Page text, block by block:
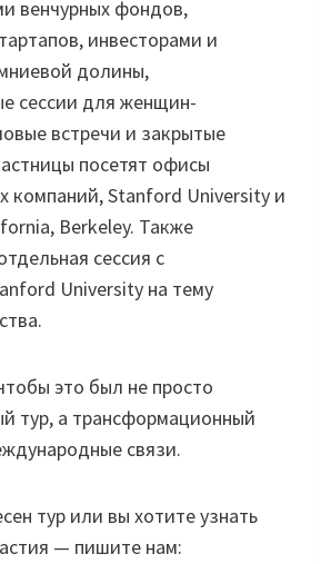
венчурных фондов,
инвесторами и
долины,
сессии для женщин-
встречи и закрытые
посетят офисы
компаний, Stanford University и
Berkeley. Также
сессия с
University на тему
это был не просто
тур, а трансформационный
связи.
тур или вы хотите узнать
— пишите нам: